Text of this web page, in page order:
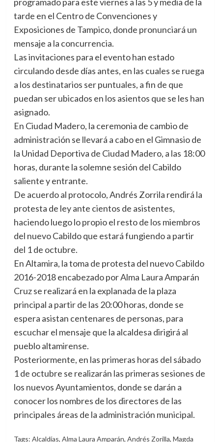
programado para este viernes a las 5 y media de la
tarde en el Centro de Convenciones y
Exposiciones de Tampico, donde pronunciará un
mensaje a la concurrencia.
Las invitaciones para el evento han estado
circulando desde días antes, en las cuales se ruega
a los destinatarios ser puntuales, a fin de que
puedan ser ubicados en los asientos que se les han
asignado.
En Ciudad Madero, la ceremonia de cambio de
administración se llevará a cabo en el Gimnasio de
la Unidad Deportiva de Ciudad Madero, a las 18:00
horas, durante la solemne sesión del Cabildo
saliente y entrante.
De acuerdo al protocolo, Andrés Zorrila rendirá la
protesta de ley ante cientos de asistentes,
haciendo luego lo propio el resto de los miembros
del nuevo Cabildo que estará fungiendo a partir
del 1 de octubre.
En Altamira, la toma de protesta del nuevo Cabildo
2016-2018 encabezado por Alma Laura Amparán
Cruz se realizará en la explanada de la plaza
principal a partir de las 20:00 horas, donde se
espera asistan centenares de personas, para
escuchar el mensaje que la alcaldesa dirigirá al
pueblo altamirense.
Posteriormente, en las primeras horas del sábado
1 de octubre se realizarán las primeras sesiones de
los nuevos Ayuntamientos, donde se darán a
conocer los nombres de los directores de las
principales áreas de la administración municipal.
Tags: Alcaldías, Alma Laura Amparán, Andrés Zorilla, Magda